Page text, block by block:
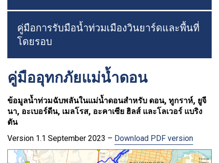
คู่มือการรับมือน้ำท่วมเมืองวินยาร์ดและพื้นที่
โดยรอบ
คู่มืออุทกภัยแม่น้ำดอน
ข้อมูลน้ำท่วมฉับพลันในแม่น้ำดอนสำหรับ ดอน, ทูกราห์, ยูจี
นา, อะเบอร์ดีน, เมลโรส, อะคาเซีย ฮิลส์ และโลเวอร์ แบริง
ตัน
Version 1.1 September 2023 – Download PDF version